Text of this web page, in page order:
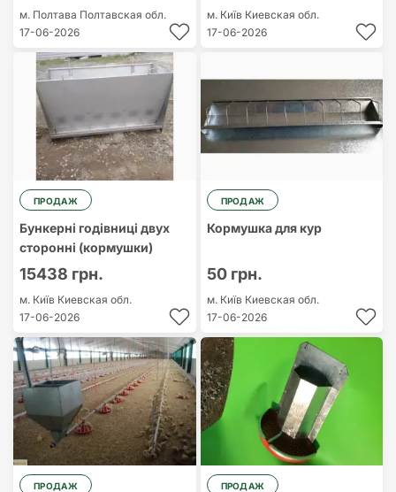
м. Полтава Полтавская обл.
17-06-2026
м. Київ Киевская обл.
17-06-2026
ПРОДАЖ
Бункерні годівниці двух
сторонні (кормушки)
15438 грн.
м. Київ Киевская обл.
17-06-2026
ПРОДАЖ
Кормушка для кур
50 грн.
м. Київ Киевская обл.
17-06-2026
ПРОДАЖ ПРОДАЖ